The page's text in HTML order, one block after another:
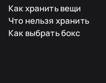
Как хранить вещи
Что нельзя хранить
Как выбрать бокс